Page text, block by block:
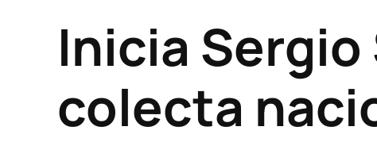
Inicia
colecta